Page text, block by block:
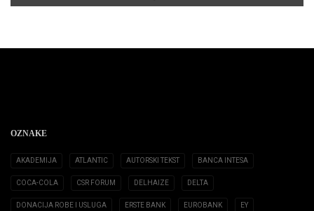
OZNAKE
AKADEMIJA ATLANTIC AUTORSKI TEKST BANCA INTESA
COCA-COLA CSR FORUM DELHAIZE DELTA
DONACIJA ROBE I USLUGA ERSTE BANK EUROBANK EY